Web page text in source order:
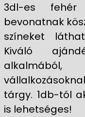
3dl-es fehér
bevonatnak
színeket
Kiváló
alkalmából,
tárgy. 1db-tól
is lehetséges!